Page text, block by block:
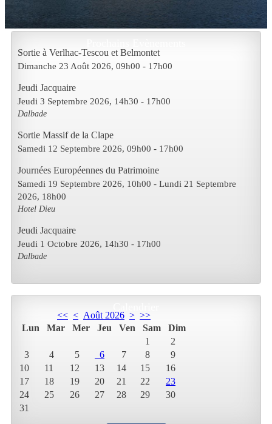
Sortie à Verlhac-Tescou et Belmontet
Dimanche 23 Août 2026, 09h00 - 17h00
Jeudi Jacquaire
Jeudi 3 Septembre 2026, 14h30 - 17h00
Dalbade
Sortie Massif de la Clape
Samedi 12 Septembre 2026, 09h00 - 17h00
Journées Européennes du Patrimoine
Samedi 19 Septembre 2026, 10h00 - Lundi 21 Septembre
2026, 18h00
Hotel Dieu
Jeudi Jacquaire
Jeudi 1 Octobre 2026, 14h30 - 17h00
Dalbade
<< < Août 2026 > >>
Lun
Mar Mer Jeu Ven Sam
Dim
1
2
3
4 5 6 7 8
9
10
11 12 13 14 15
16
17
18 19 20 21 22
23
24
25 26 27 28 29
30
31